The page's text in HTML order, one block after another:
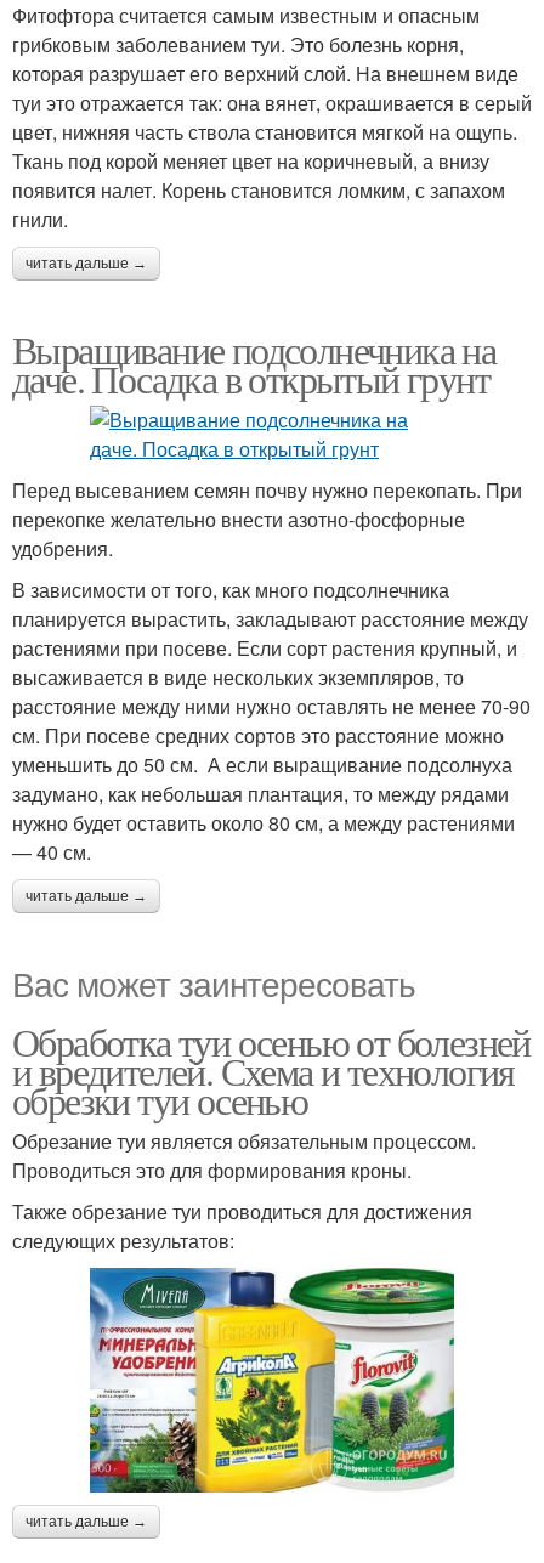
Фитофтора считается самым известным и опасным
грибковым заболеванием туи. Это болезнь корня,
которая разрушает его верхний слой. На внешнем виде
туи это отражается так: она вянет, окрашивается в серый
цвет, нижняя часть ствола становится мягкой на ощупь.
Ткань под корой меняет цвет на коричневый, а внизу
появится налет. Корень становится ломким, с запахом
гнили.
читать дальше →
Выращивание подсолнечника на
даче. Посадка в открытый грунт
Перед высеванием семян почву нужно перекопать. При
перекопке желательно внести азотно-фосфорные
удобрения.
В зависимости от того, как много подсолнечника
планируется вырастить, закладывают расстояние между
растениями при посеве. Если сорт растения крупный, и
высаживается в виде нескольких экземпляров, то
расстояние между ними нужно оставлять не менее 70-90
см. При посеве средних сортов это расстояние можно
уменьшить до 50 см. А если выращивание подсолнуха
задумано, как небольшая плантация, то между рядами
нужно будет оставить около 80 см, а между растениями
— 40 см.
читать дальше →
Вас может заинтересовать
Обработка туи осенью от болезней
и вредителей. Схема и технология
обрезки туи осенью
Обрезание туи является обязательным процессом.
Проводиться это для формирования кроны.
Также обрезание туи проводиться для достижения
следующих результатов:
читать дальше →